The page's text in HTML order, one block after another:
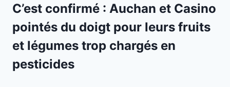
C’est confirmé : Auchan et Casino
pointés du doigt pour leurs fruits
et légumes trop chargés en
pesticides